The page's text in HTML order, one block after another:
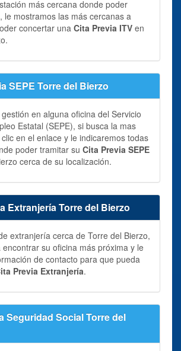
más cercana donde poder
le mostramos las más cercanas a
concertar una Cita Previa ITV en
SEPE Torre del Bierzo
en alguna oficina del Servicio
Estatal (SEPE), si busca la mas
en el enlace y le indicaremos todas
poder tramitar su Cita Previa SEPE
cerca de su localización.
Extranjería Torre del Bierzo
extranjería cerca de Torre del Bierzo,
encontrar su oficina más próxima y le
de contacto para que pueda
Previa Extranjería.
Seguridad Social Torre del